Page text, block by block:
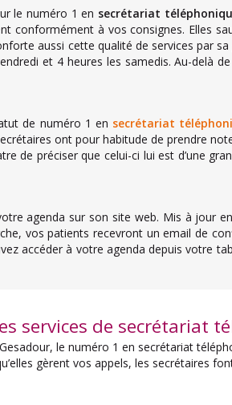
le numéro 1 en secrétariat
conformément à vos consignes. Elles
aussi cette qualité de services par
et 4 heures les samedis. Au-delà
de numéro 1 en secrétariat
ont pour habitude de prendre
de préciser que celui-ci lui est d’une
agenda sur son site web. Mis à jour
vos patients recevront un email de
accéder à votre agenda depuis votre
services de secrétariat
le numéro 1 en secrétariat
gèrent vos appels, les secrétaires